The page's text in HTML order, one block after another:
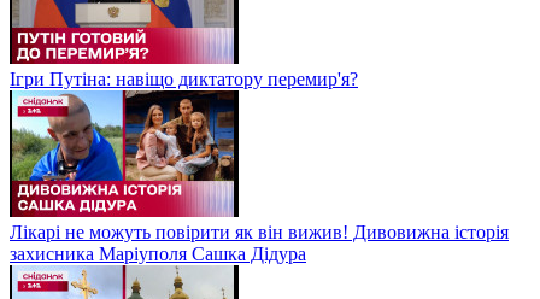
Ігри Путіна: навіщо диктатору перемир'я?
Лікарі не можуть повірити як він вижив! Дивовижна історія
захисника Маріуполя Сашка Дідура